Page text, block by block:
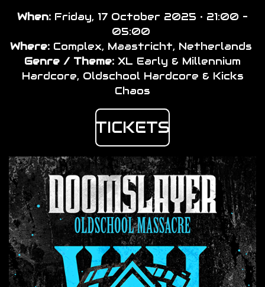
When: Friday, 17 October 2025 • 21:00 –
05:00
Where:Complex, Maastricht, Netherlands
Genre / Theme: XL Early & Millennium
Hardcore, Oldschool Hardcore & Kicks
Chaos
TICKETS